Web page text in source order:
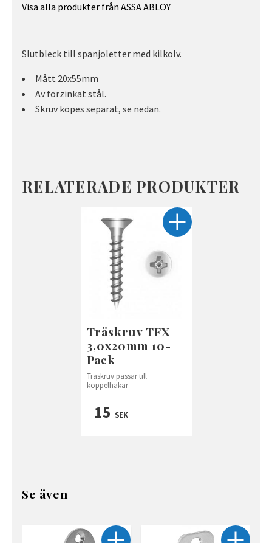
Visa alla produkter från ASSA ABLOY
Slutbleck till spanjoletter med kilkolv.
Mått 20x55mm
Av förzinkat stål.
Skruv köpes separat, se nedan.
RELATERADE PRODUKTER
Träskruv TFX
3,0x20mm 10-
Pack
Träskruv passar till
koppelhakar
15 SEK
Se även